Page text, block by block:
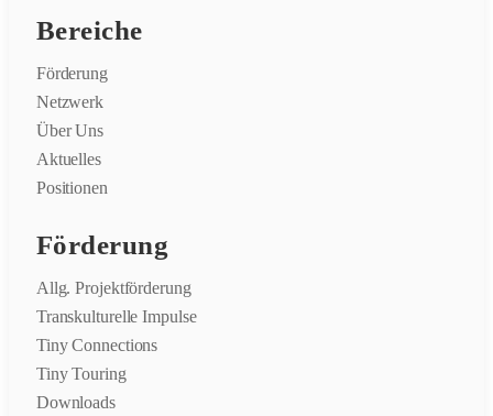
Bereiche
Förderung
Netzwerk
Über Uns
Aktuelles
Positionen
Förderung
Allg. Projektförderung
Transkulturelle Impulse
Tiny Connections
Tiny Touring
Downloads